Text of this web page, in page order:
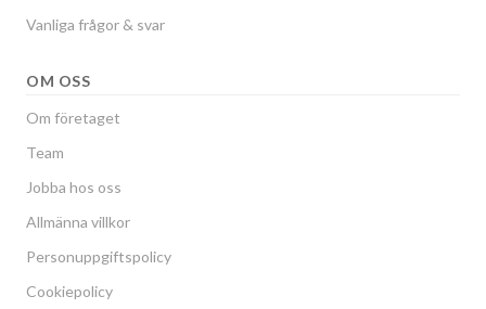
Vanliga frågor & svar
OM OSS
Om företaget
Team
Jobba hos oss
Allmänna villkor
Personuppgiftspolicy
Cookiepolicy